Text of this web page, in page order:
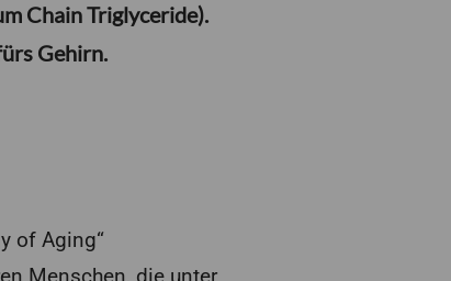
Chain Triglyceride).
Gehirn.
of Aging“